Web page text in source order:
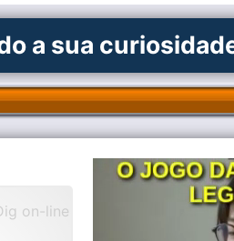
a sua
on-line